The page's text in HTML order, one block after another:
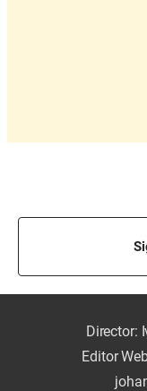
Director:
Editor